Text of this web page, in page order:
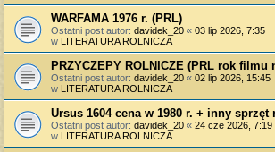
WARFAMA 1976 r. (PRL)
Ostatni post autor: davidek_20 « 03 lip 2026, 7:35
w LITERATURA ROLNICZA
PRZYCZEPY ROLNICZE (PRL rok filmu
Ostatni post autor: davidek_20 « 02 lip 2026, 15:45
w LITERATURA ROLNICZA
Ursus 1604 cena w 1980 r. + inny sprzęt
Ostatni post autor: davidek_20 « 24 cze 2026, 7:19
w LITERATURA ROLNICZA